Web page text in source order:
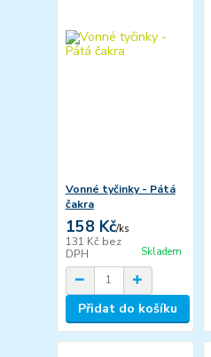
Vonné tyčinky - Pátá
čakra
158 Kč/ks
131 Kč bez
DPH
Skladem
Přidat do košíku